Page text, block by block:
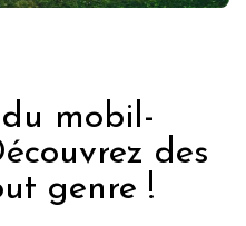
mobil-
des
genre !